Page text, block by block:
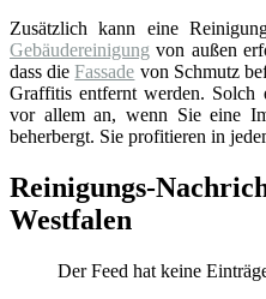
Zusätzlich kann eine
Gebäudereinigung von außen
dass dieFassade von Schmutz
Graffitis entfernt werden. Solch
vor allem an, wenn Sie eine
beherbergt. Sie profitieren in
Reinigungs-
Westfalen
Der Feed hat keine